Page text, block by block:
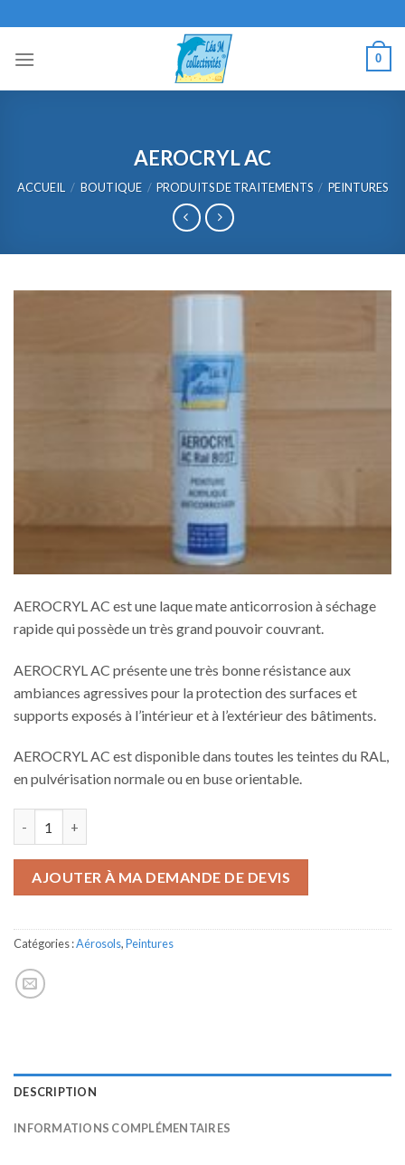
to
content
0
AEROCRYL AC
ACCUEIL / BOUTIQUE / PRODUITS DE TRAITEMENTS / PEINTURES
AEROCRYL AC est une laque mate anticorrosion à séchage
rapide qui possède un très grand pouvoir couvrant.
AEROCRYL AC présente une très bonne résistance aux
ambiances agressives pour la protection des surfaces et
supports exposés à l’intérieur et à l’extérieur des bâtiments.
AEROCRYL AC est disponible dans toutes les teintes du RAL,
en pulvérisation normale ou en buse orientable.
AJOUTER À MA DEMANDE DE DEVIS
Catégories :Aérosols,Peintures
DESCRIPTION
INFORMATIONS COMPLÉMENTAIRES